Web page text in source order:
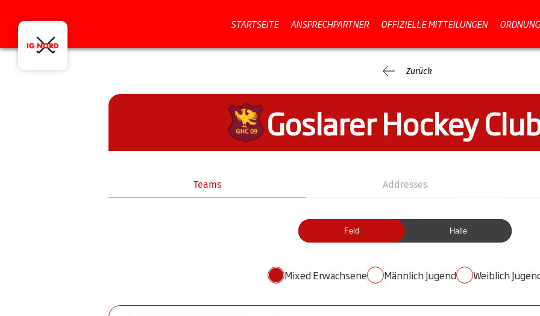
STARTSEITE ANSPRECHPARTNER OFFIZIELLE MITTEILUNGEN
Zurück
Goslarer Hockey
Teams Addresses
Feld Halle
Mixed Erwachsene Männlich Jugend Weiblich